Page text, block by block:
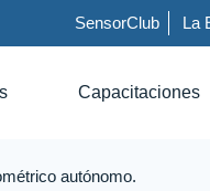
SensorClub La
Capacitaciones
autónomo.